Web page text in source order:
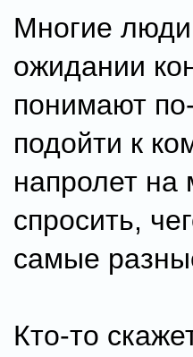
Многие
ожидании
понимают
подойти к
напролет на
спросить,
самые
Кто-то